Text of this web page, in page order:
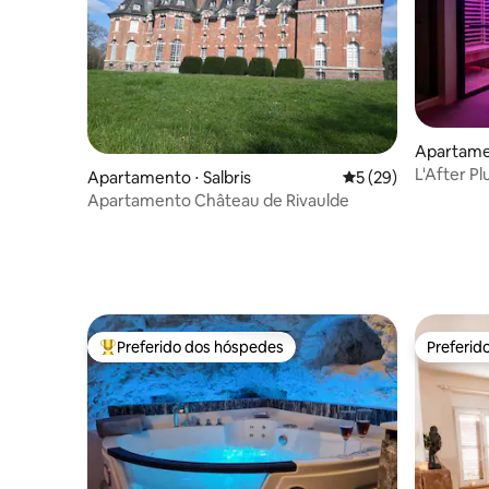
Apartamento ⋅ Salbris 5 de uma
5 (29)
Apartamento Château de Rivaulde
L'After
Entre os melhores preferidos dos hóspedes
Preferido dos hóspedes